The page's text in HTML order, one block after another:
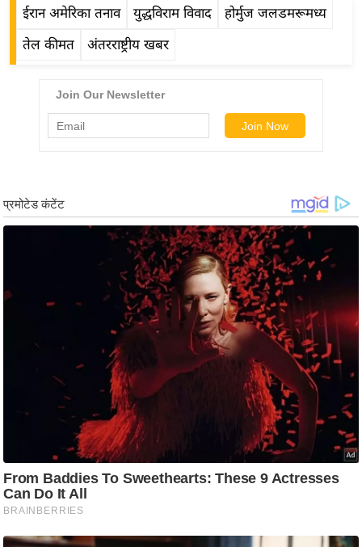
ज
न
ज
हॉ
ली
k
i
n
ईरान अमेरिका तनाव युद्धविराम विवाद होर्मुज जलडमरूमध्य
तेल कीमत अंतरराष्ट्रीय खबर